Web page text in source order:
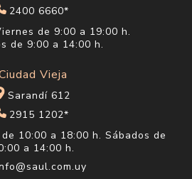
2400 6660*
de 9:00 a 19:00 h.
de 9:00 a 14:00 h.
Vieja
Sarandí 612
2915 1202*
10:00 a 18:00 h. Sábados de
a 14:00 h.